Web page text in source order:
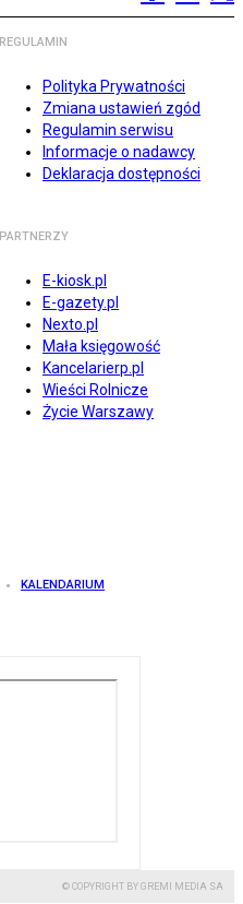
REGULAMIN
Polityka Prywatności
Zmiana ustawień zgód
Regulamin serwisu
Informacje o nadawcy
Deklaracja dostępności
PARTNERZY
E-kiosk.pl
E-gazety.pl
Nexto.pl
Mała księgowość
Kancelarierp.pl
Wieści Rolnicze
Życie Warszawy
KALENDARIUM
© COPYRIGHT BY GREMI MEDIA SA